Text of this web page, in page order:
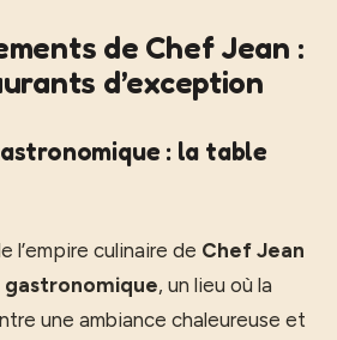
de Chef Jean :
d’exception
: la table
l’empire culinaire de Chef Jean
, un lieu où la
une ambiance chaleureuse et